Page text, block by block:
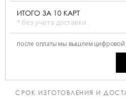
ИТОГО ЗА 10 КАРТ
* без учета доставки
после оплаты мы вышлем цифровой
СРОК ИЗГОТОВЛЕНИЯ И